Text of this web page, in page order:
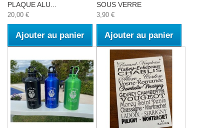
PLAQUE ALU...
20,00 €
Ajouter au panier
SOUS VERRE
3,90 €
Ajouter au panier